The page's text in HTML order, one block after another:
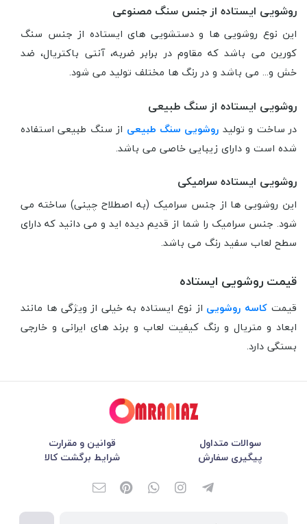
روشویی ایستاده از جنس سنگ مصنوعی
این نوع روشویی ها و دستشویی های ایستاده از جنس سنگ
کورین می باشد که مقاوم در برابر ضربه، آنتی باکتریال، ضد
خش و... می باشد و در رنگ ها مختلف تولید می شود.
روشویی ایستاده از سنگ طبیعی
در ساخت و تولید روشویی سنگ طبیعی از سنگ طبیعی استفاده
شده است و دارای زیبایی خاصی می باشد.
روشویی ایستاده سرامیکی
این روشویی ها از جنس سرامیک (به اصطلاح چینی) ساخته می
شود. جنس سرامیک را شما از قدیم دیده اید و می دانید که دارای
سطح لعاب سفید رنگ می باشد.
قیمت روشویی ایستاده
قیمت کاسه روشویی از نوع ایستاده به خیلی از ویژگی ها مانند
ابعاد و متریال و رنگ کیفیت لعاب و برند های ایرانی و خارجی
بستگی دارد.
سوالات متداول
قوانین و مقرارت
پیگیری سفارش
شرایط برگشت کالا